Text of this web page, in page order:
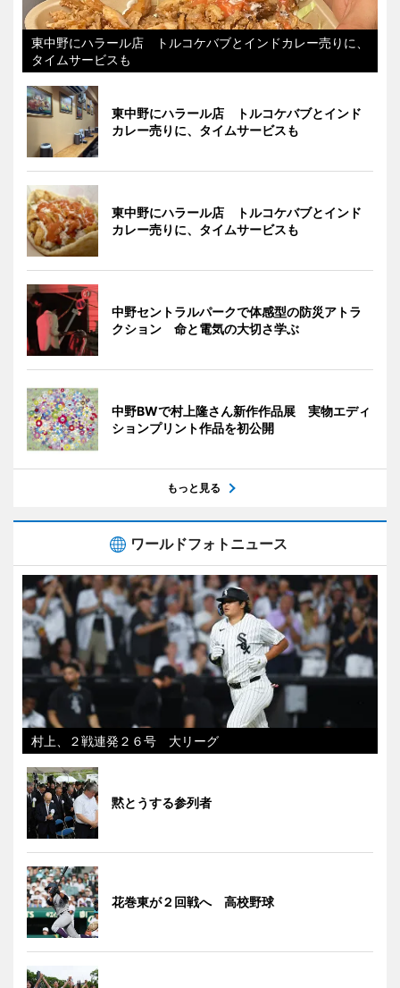
東中野にハラール店 トルコケバブとインドカレー売りに、
タイムサービスも
東中野にハラール店 トルコケバブとインド
カレー売りに、タイムサービスも
東中野にハラール店 トルコケバブとインド
カレー売りに、タイムサービスも
中野セントラルパークで体感型の防災アトラ
クション 命と電気の大切さ学ぶ
中野BWで村上隆さん新作作品展 実物エディ
ションプリント作品を初公開
もっと見る
ワールドフォトニュース
村上、２戦連発２６号 大リーグ
黙とうする参列者
花巻東が２回戦へ 高校野球